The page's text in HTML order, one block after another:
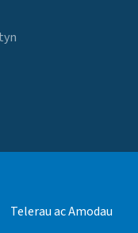
Telerau ac Amodau